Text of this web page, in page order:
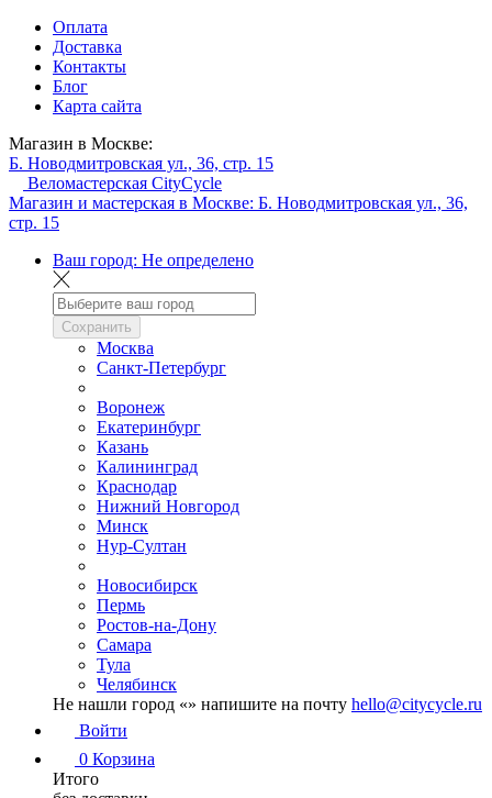
Оплата
Доставка
Контакты
Блог
Карта сайта
Магазин в Москве:
Б. Новодмитровская ул., 36, стр. 15
Веломастерская CityCycle
Магазин и мастерская в Москве: Б. Новодмитровская ул., 36,
стр. 15
Ваш город: Не определено
Сохранить
Москва
Санкт-Петербург
Воронеж
Екатеринбург
Казань
Калининград
Краснодар
Нижний Новгород
Минск
Нур-Султан
Новосибирск
Пермь
Ростов-на-Дону
Самара
Тула
Челябинск
Не нашли город «» напишите на почту hello@citycycle.ru
Войти
0 Корзина
Итого